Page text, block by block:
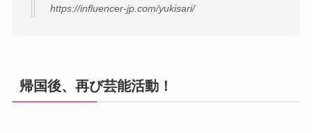
https://influencer-jp.com/yukisari/
帰国後、再び芸能活動！